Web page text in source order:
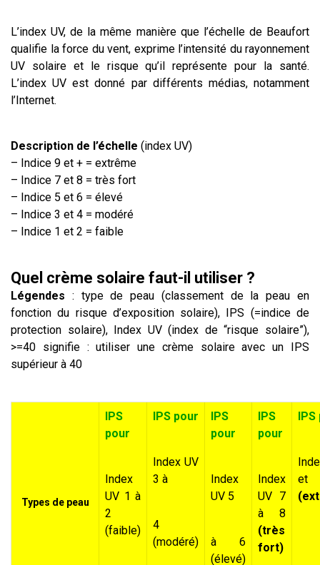
L’index UV, de la même manière que l’échelle de Beaufort
qualifie la force du vent, exprime l’intensité du rayonnement
UV solaire et le risque qu’il représente pour la santé.
L’index UV est donné par différents médias, notamment
l’Internet.
Description de l’échelle (index UV)
– Indice 9 et + = extrême
– Indice 7 et 8 = très fort
– Indice 5 et 6 = élevé
– Indice 3 et 4 = modéré
– Indice 1 et 2 = faible
Quel crème solaire faut-il utiliser ?
Légendes : type de peau (classement de la peau en
fonction du risque d’exposition solaire), IPS (=indice de
protection solaire), Index UV (index de “risque solaire”),
>=40 signifie : utiliser une crème solaire avec un IPS
supérieur à 40
Types de peau
IPS
pour
Index
UV 1 à
2
(faible)
IPS pour
Index UV
3 à
4
(modéré)
IPS
pour
Index
UV 5
à 6
(élevé)
IPS
pour
Index
UV 7
à 8
(très
fort)
IPS
et